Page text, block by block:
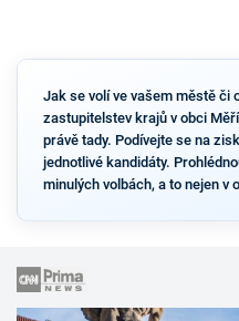
Jak se volí ve vašem městě či
zastupitelstev krajů v obci
právě tady. Podívejte se na
jednotlivé kandidáty.
minulých volbách, a to nejen v